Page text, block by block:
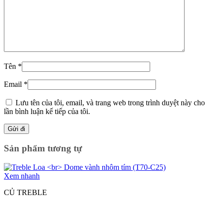
Tên *
Email *
Lưu tên của tôi, email, và trang web trong trình duyệt này cho
lần bình luận kế tiếp của tôi.
Sản phẩm tương tự
Xem nhanh
CỦ TREBLE